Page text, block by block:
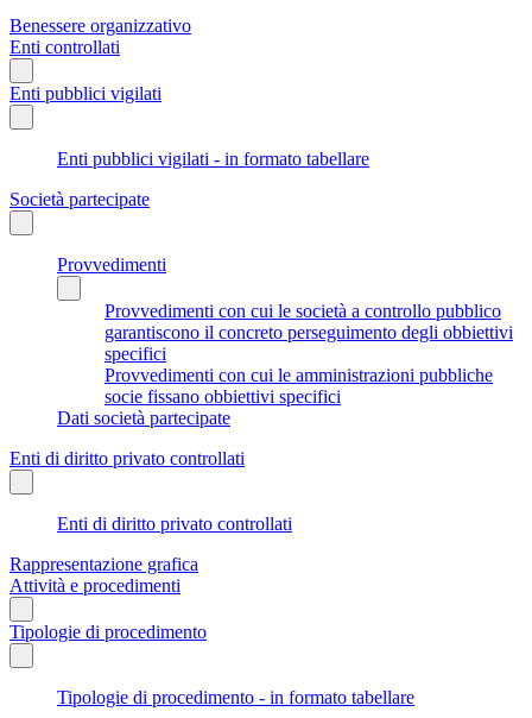
Benessere organizzativo
Enti controllati
Enti pubblici vigilati
Enti pubblici vigilati - in formato tabellare
Società partecipate
Provvedimenti
Provvedimenti con cui le società a controllo pubblico
garantiscono il concreto perseguimento degli obbiettivi
specifici
Provvedimenti con cui le amministrazioni pubbliche
socie fissano obbiettivi specifici
Dati società partecipate
Enti di diritto privato controllati
Enti di diritto privato controllati
Rappresentazione grafica
Attività e procedimenti
Tipologie di procedimento
Tipologie di procedimento - in formato tabellare